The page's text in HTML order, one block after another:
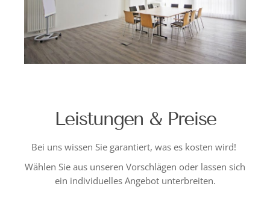
Leistungen & Preise
Bei uns wissen Sie garantiert, was es kosten wird!
Wählen Sie aus unseren Vorschlägen oder lassen sich
ein individuelles Angebot unterbreiten.